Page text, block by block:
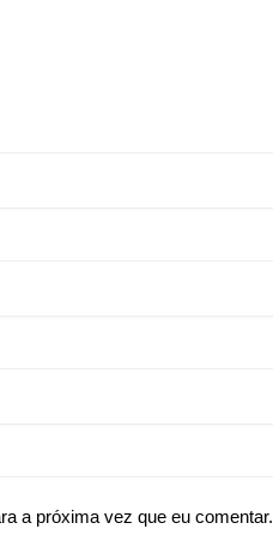
a próxima vez que eu comentar.